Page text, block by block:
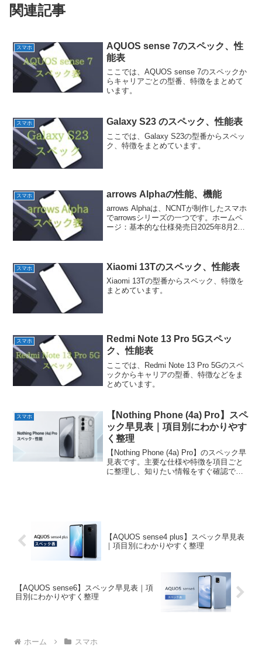
関連記事
スマホ
AQUOS sense 7のスペック、性
能表
ここでは、AQUOS sense 7のスペックか
らキャリアごとの型番、特徴をまとめて
います。
スマホ Galaxy S23 のスペック、性能表
ここでは、Galaxy S23の型番からスペッ
ク、特徴をまとめています。
スマホ arrows Alphaの性能、機能
arrows Alphaは、NCNTが制作したスマホ
でarrowsシリーズの一つです。ホームペ
ージ：基本的な仕様発売日2025年8月28
スマホ Xiaomi 13Tのスペック、性能表
Xiaomi 13Tの型番からスペック、特徴を
まとめています。
スマホ
Redmi Note 13 Pro 5Gスペッ
ク、性能表
ここでは、Redmi Note 13 Pro 5Gのスペ
ックからキャリアの型番、特徴などをま
とめています。
スマホ
【Nothing Phone (4a) Pro】スペ
ック早見表｜項目別にわかりやす
く整理
【Nothing Phone (4a) Pro】のスペック早
見表です。主要な仕様や特徴を項目ごと
に整理し、知りたい情報をすぐ確認でき
【AQUOS sense4 plus】スペック早見表
｜項目別にわかりやすく整理
【AQUOS sense6】スペック早見表｜項
目別にわかりやすく整理
ホーム スマホ